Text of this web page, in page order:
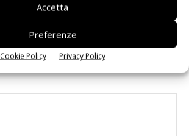
Accetta
Preferenze
Cookie Policy Privacy Policy